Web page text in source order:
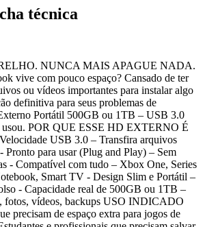
técnica
NUNCA MAIS APAGUE NADA.
vive com pouco espaço? Cansado de ter
ou vídeos importantes para instalar algo
definitiva para seus problemas de
Portátil 500GB ou 1TB – USB 3.0
POR QUE ESSE HD EXTERNO É
USB 3.0 – Transfira arquivos
Pronto para usar (Plug and Play) – Sem
- Compatível com tudo – Xbox One, Series
Smart TV - Design Slim e Portátil –
- Capacidade real de 500GB ou 1TB –
fotos, vídeos, backups USO INDICADO
precisam de espaço extra para jogos de